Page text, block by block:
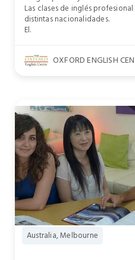
Las clases de inglés
distintas nacionalidades.
El.
OXFORD ENGLISH
Australia, Melbourne